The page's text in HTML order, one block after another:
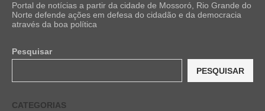
Portal de notícias a partir da cidade de Mossoró, Rio Grande do
Norte defende ações em defesa do cidadão e da democracia
através da boa política
Pesquisar
PESQUISAR
CATEGORIAS